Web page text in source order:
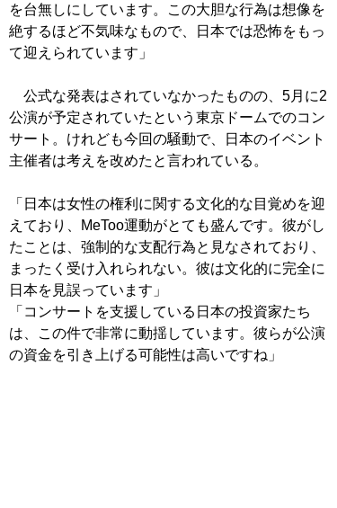
を台無しにしています。この大胆な行為は想像を
絶するほど不気味なもので、日本では恐怖をもっ
て迎えられています」
公式な発表はされていなかったものの、5月に2
公演が予定されていたという東京ドームでのコン
サート。けれども今回の騒動で、日本のイベント
主催者は考えを改めたと言われている。
「日本は女性の権利に関する文化的な目覚めを迎
えており、MeToo運動がとても盛んです。彼がし
たことは、強制的な支配行為と見なされており、
まったく受け入れられない。彼は文化的に完全に
日本を見誤っています」
「コンサートを支援している日本の投資家たち
は、この件で非常に動揺しています。彼らが公演
の資金を引き上げる可能性は高いですね」